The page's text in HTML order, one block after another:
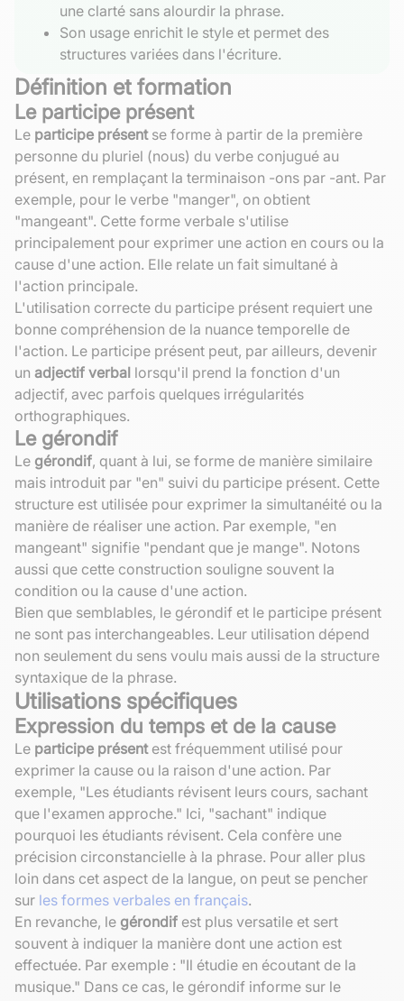
une clarté sans alourdir la phrase.
Son usage enrichit le style et permet des
structures variées dans l'écriture.
Définition et formation
Le participe présent
Le participe présentse forme à partir de la première
personne du pluriel (nous) du verbe conjugué au
présent, en remplaçant la terminaison -ons par -ant. Par
exemple, pour le verbe "manger", on obtient
"mangeant". Cette forme verbale s'utilise
principalement pour exprimer une action en cours ou la
cause d'une action. Elle relate un fait simultané à
l'action principale.
L'utilisation correcte du participe présent requiert une
bonne compréhension de la nuance temporelle de
l'action. Le participe présent peut, par ailleurs, devenir
un adjectif verbal lorsqu'il prend la fonction d'un
adjectif, avec parfois quelques irrégularités
orthographiques.
Le gérondif
Le gérondif, quant à lui, se forme de manière similaire
mais introduit par "en" suivi du participe présent. Cette
structure est utilisée pour exprimer la simultanéité ou la
manière de réaliser une action. Par exemple, "en
mangeant" signifie "pendant que je mange". Notons
aussi que cette construction souligne souvent la
condition ou la cause d'une action.
Bien que semblables, le gérondif et le participe présent
ne sont pas interchangeables. Leur utilisation dépend
non seulement du sens voulu mais aussi de la structure
syntaxique de la phrase.
Utilisations spécifiques
Expression du temps et de la cause
Le participe présentest fréquemment utilisé pour
exprimer la cause ou la raison d'une action. Par
exemple, "Les étudiants révisent leurs cours, sachant
que l'examen approche." Ici, "sachant" indique
pourquoi les étudiants révisent. Cela confère une
précision circonstancielle à la phrase. Pour aller plus
loin dans cet aspect de la langue, on peut se pencher
sur les formes verbales en français.
En revanche, le gérondif est plus versatile et sert
souvent à indiquer la manière dont une action est
effectuée. Par exemple : "Il étudie en écoutant de la
musique." Dans ce cas, le gérondif informe sur le